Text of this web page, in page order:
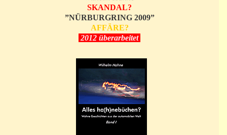
SKANDAL?
”NÜRBURGRING 2009”
AFFÄRE?
2012 überarbeitet